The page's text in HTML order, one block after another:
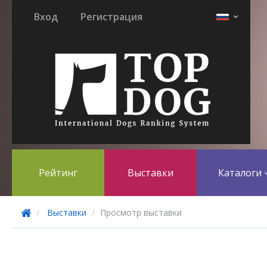
Вход Регистрация
Рейтинг Выставки Каталоги
Выставки Просмотр выставки